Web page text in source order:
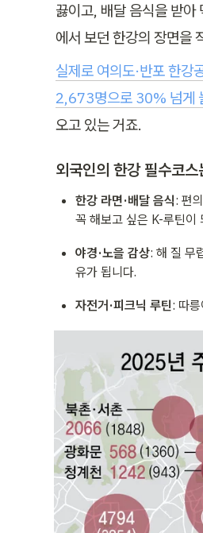
끓이고, 배달 음식을 받아
에서 보던 한강의 장면을
실제로 여의도·반포 한
2,673명으로 30% 넘게
오고 있는 거죠.
외국인의 한강 필수코스
한강 라면·배달 음식: 편
꼭 해보고 싶은 K-루틴이
야경·노을 감상: 해 질 무
유가 됩니다.
자전거·피크닉 루틴: 따